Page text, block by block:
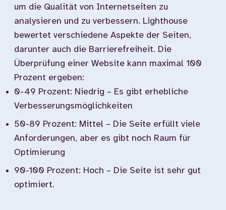
um die Qualität von Internetseiten zu
analysieren und zu verbessern. Lighthouse
bewertet verschiedene Aspekte der Seiten,
darunter auch die Barrierefreiheit. Die
Überprüfung einer Website kann maximal 100
Prozent ergeben:
0-49 Prozent: Niedrig – Es gibt erhebliche
Verbesserungsmöglichkeiten
50-89 Prozent: Mittel – Die Seite erfüllt viele
Anforderungen, aber es gibt noch Raum für
Optimierung
90-100 Prozent: Hoch – Die Seite ist sehr gut
optimiert.